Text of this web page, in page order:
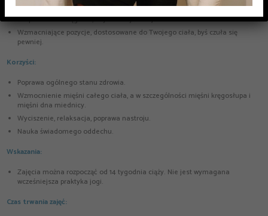
Energetyzujące sekwencje, aby utrzymać ciało w dobrej kondycji.
Bezpieczne rozciąganie, aby otworzyć Twoje ciało.
Wzmacniające pozycje, dostosowane do Twojego ciała, byś czuła się
pewniej.
Korzyści:
Poprawa ogólnego stanu zdrowia.
Wzmocnienie mięśni całego ciała, a w szczególności mięśni kręgosłupa i
mięśni dna miednicy.
Wyciszenie, relaksacja, poprawa nastroju.
Nauka świadomego oddechu.
Wskazania:
Zajęcia można rozpocząć od 14 tygodnia ciąży. Nie jest wymagana
wcześniejsza praktyka jogi.
Czas trwania zajęć: